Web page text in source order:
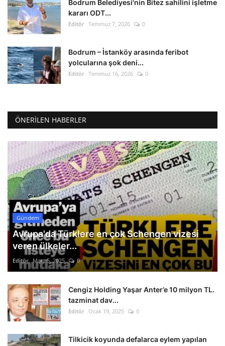
Bodrum Belediyesi'nin Bitez sahilini işletme
kararı ODT...
Editör Temmuz 7, 2026 0
Bodrum – İstanköy arasında feribot
yolcularına şok deni...
Editör Temmuz 16, 2026 0
ÖNERILEN HABERLER
Gündem
Avrupa'da Türklere en çok Schengen vizesi
veren ülkeler...
Editör Mart 5, 2025 0
Cengiz Holding Yaşar Anter’e 10 milyon TL.
tazminat dav...
Editör Ocak 19, 2025 0
Tilkicik koyunda defalarca eylem yapılan